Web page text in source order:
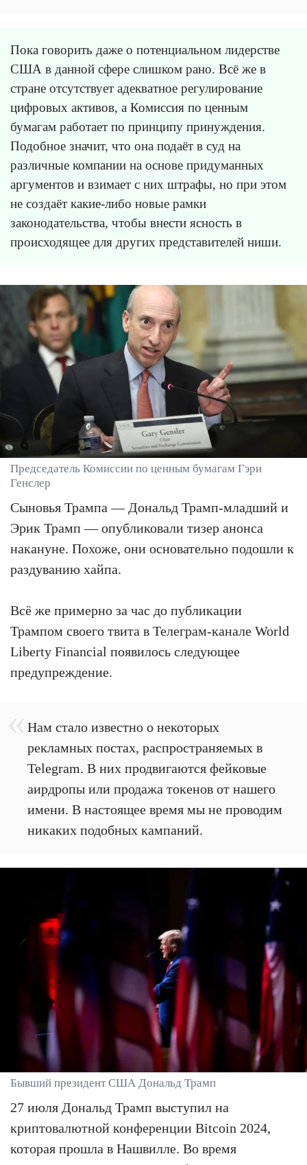
Пока говорить даже о потенциальном лидерстве
США в данной сфере слишком рано. Всё же в
стране отсутствует адекватное регулирование
цифровых активов, а Комиссия по ценным
бумагам работает по принципу принуждения.
Подобное значит, что она подаёт в суд на
различные компании на основе придуманных
аргументов и взимает с них штрафы, но при этом
не создаёт какие-либо новые рамки
законодательства, чтобы внести ясность в
происходящее для других представителей ниши.
Председатель Комиссии по ценным бумагам Гэри
Генслер
Сыновья Трампа — Дональд Трамп-младший и
Эрик Трамп — опубликовали тизер анонса
накануне. Похоже, они основательно подошли к
раздуванию хайпа.
Всё же примерно за час до публикации
Трампом своего твита в Телеграм-канале World
Liberty Financial появилось следующее
предупреждение.
Нам стало известно о некоторых
рекламных постах, распространяемых в
Telegram. В них продвигаются фейковые
аирдропы или продажа токенов от нашего
имени. В настоящее время мы не проводим
никаких подобных кампаний.
Бывший президент США Дональд Трамп
27 июля Дональд Трамп выступил на
криптовалютной конференции Bitcoin 2024,
которая прошла в Нашвилле. Во время